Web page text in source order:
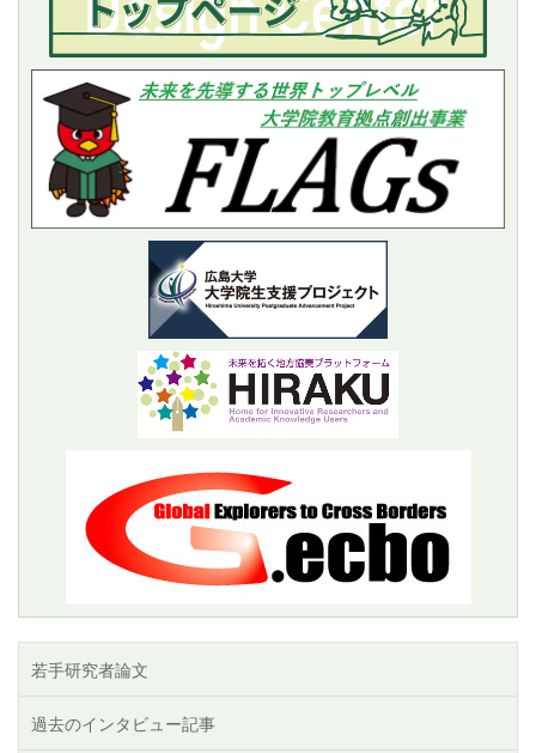
若手研究者論文
過去のインタビュー記事